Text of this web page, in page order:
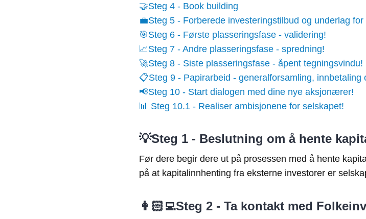
🤝Steg 4 - Book building
💼Steg 5 - Forberede investeringstilbud og underlag
🎯Steg 6 - Første plasseringsfase - validering!
📈Steg 7 - Andre plasseringsfase - spredning!
🚀Steg 8 - Siste plasseringsfase - åpent tegningsvindu!
📋Steg 9 - Papirarbeid - generalforsamling, innbetaling
📢Steg 10 - Start dialogen med dine nye aksjonærer!
📊 Steg 10.1 - Realiser ambisjonene for selskapet!
💡Steg 1 - Beslutning om å hente
Før dere begir dere ut på prosessen med å hente
på at kapitalinnhenting fra eksterne investorer er
👩🏻‍💻Steg 2 - Ta kontakt med